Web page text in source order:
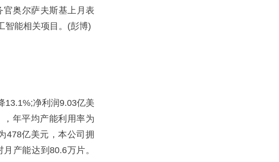
奥尔萨夫斯基上月表
智能相关项目。(彭博)
净利润9.03亿美
年平均产能利用率为
478亿美元，本公司拥
产能达到80.6万片。